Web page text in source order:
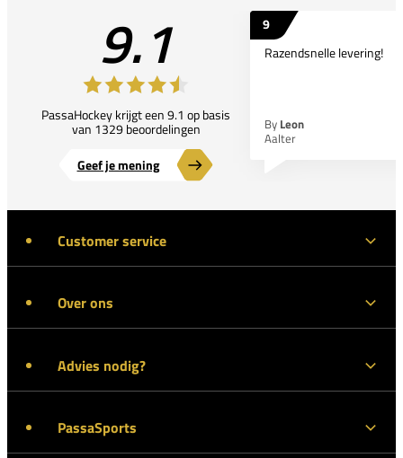
9.1
PassaHockey krijgt een 9.1 op basis
van 1329 beoordelingen
Geef je mening
9
Razendsnelle levering!
By Leon
Aalter
Customer service
Over ons
Advies nodig?
PassaSports